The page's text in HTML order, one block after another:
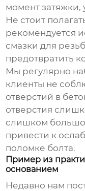
момент затяжки,
Не стоит
рекомендуется
смазки для
предотвратить
Мы регулярно
клиенты не
отверстий в
отверстия
слишком
привести к
поломке болта.
Пример из
основанием
Недавно нам